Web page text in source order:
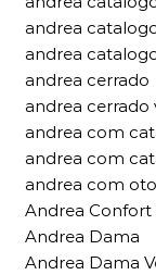
andrea
andrea
andrea cerrado
andrea cerrado
andrea com
andrea com
andrea com
Andrea Confort
Andrea Dama
Andrea Dama